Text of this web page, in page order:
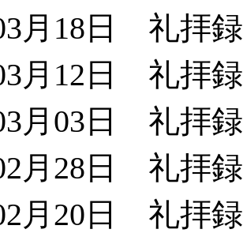
月18日 礼拝
月12日 礼拝
月03日 礼拝
月28日 礼拝
月20日 礼拝